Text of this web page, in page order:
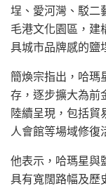
埕、愛河灣、駁二
毛港文化園區，建
具城市品牌感的鹽
簡煥宗指出，哈瑪
存，逐步擴大為前
陸續呈現，包括貿
人會館等場域修復
他表示，哈瑪星與
具有寬闊路幅及歷